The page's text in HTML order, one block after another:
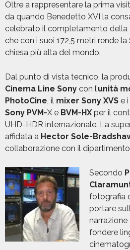
Oltre a rappresentare la prima
da quando Benedetto XVI la
celebrato il completamento della
che con i suoi 172,5 metri rende la
chiesa più alta del mondo.
Dal punto di vista tecnico, la
Cinema Line Sony con l’unità
PhotoCine, il mixer Sony XVS e
Sony PVM-X e BVM-HXper il
UHD-HDR internazionale. La
affidata a Hector Sole-
collaborazione con il
Secondo
fotografia
portare
narrazione
fondere